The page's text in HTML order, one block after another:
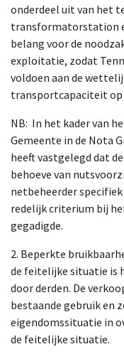
onderdeel uit van het
transformatorstation
belang voor de
exploitatie, zodat
voldoen aan de
transportcapaciteit
NB: In het kader van
Gemeente in de Nota
heeft vastgelegd dat
behoeve van
netbeheerder
redelijk criterium bij
gegadigde.
2. Beperkte
de feitelijke situatie is
door derden. De
bestaande gebruik en
eigendomssituatie in
de feitelijke situatie.